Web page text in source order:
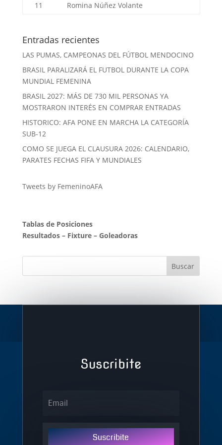
11
Romina Núñez Volante
Entradas recientes
LAS PUMAS, CAMPEONAS DEL FÚTBOL MENDOCINO
BRASIL PARALIZARÁ EL FUTBOL DURANTE LA COPA
MUNDIAL FEMENINA
BRASIL 2027: MÁS DE 730 MIL PERSONAS YA
MOSTRARON INTERÉS EN COMPRAR ENTRADAS
HISTORICO: AFA PONE EN MARCHA LA CATEGORÍA
SUB-12
COMO SE JUEGA EL CLAUSURA 2026: CALENDARIO,
PARATES FECHAS FIFA Y MUNDIALES
Tweets by FemeninoAFA
Tablas de Posiciones
Resultados– Fixture– Goleadoras
Suscribite
Suscribite